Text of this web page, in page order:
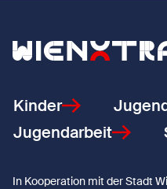
Zurück zur Startseite
Kinder
Jugendarbeit
In Kooperation mit der Stadt